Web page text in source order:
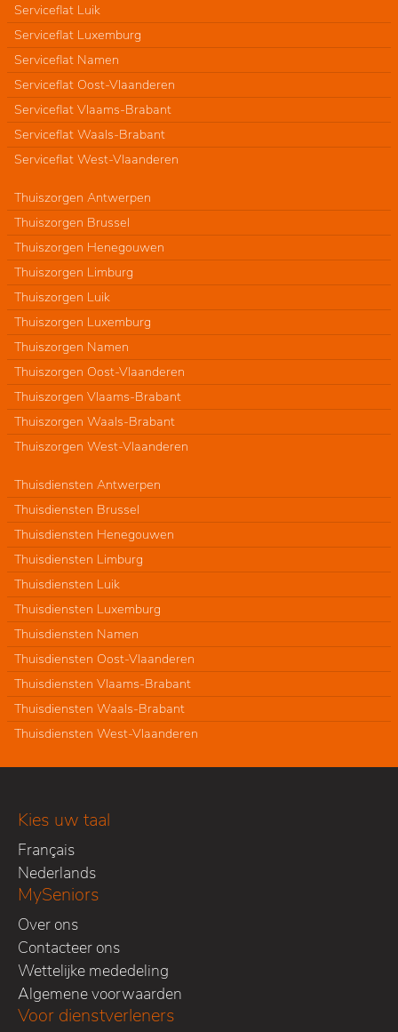
Serviceflat Luik
Serviceflat Luxemburg
Serviceflat Namen
Serviceflat Oost-Vlaanderen
Serviceflat Vlaams-Brabant
Serviceflat Waals-Brabant
Serviceflat West-Vlaanderen
Thuiszorgen Antwerpen
Thuiszorgen Brussel
Thuiszorgen Henegouwen
Thuiszorgen Limburg
Thuiszorgen Luik
Thuiszorgen Luxemburg
Thuiszorgen Namen
Thuiszorgen Oost-Vlaanderen
Thuiszorgen Vlaams-Brabant
Thuiszorgen Waals-Brabant
Thuiszorgen West-Vlaanderen
Thuisdiensten Antwerpen
Thuisdiensten Brussel
Thuisdiensten Henegouwen
Thuisdiensten Limburg
Thuisdiensten Luik
Thuisdiensten Luxemburg
Thuisdiensten Namen
Thuisdiensten Oost-Vlaanderen
Thuisdiensten Vlaams-Brabant
Thuisdiensten Waals-Brabant
Thuisdiensten West-Vlaanderen
Kies uw taal
Français
Nederlands
MySeniors
Over ons
Contacteer ons
Wettelijke mededeling
Algemene voorwaarden
Voor dienstverleners